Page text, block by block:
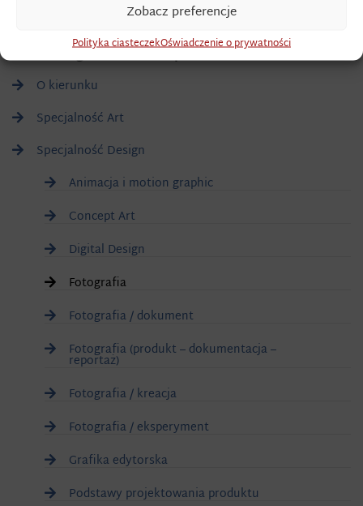
Zobacz preferencje
Polityka ciasteczekOświadczenie o prywatności
Art & Design (studia 2 stopnia)
O kierunku
Specjalność Art
Specjalność Design
Animacja i motion graphic
Concept Art
Digital Design
Fotografia
Fotografia / dokument
Fotografia (produkt – dokumentacja –
reportaż)
Fotografia / kreacja
Fotografia / eksperyment
Grafika edytorska
Podstawy projektowania produktu